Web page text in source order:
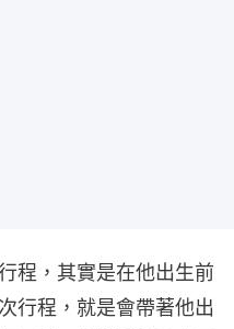
程，其實是在他出生前
行程，就是會帶著他出